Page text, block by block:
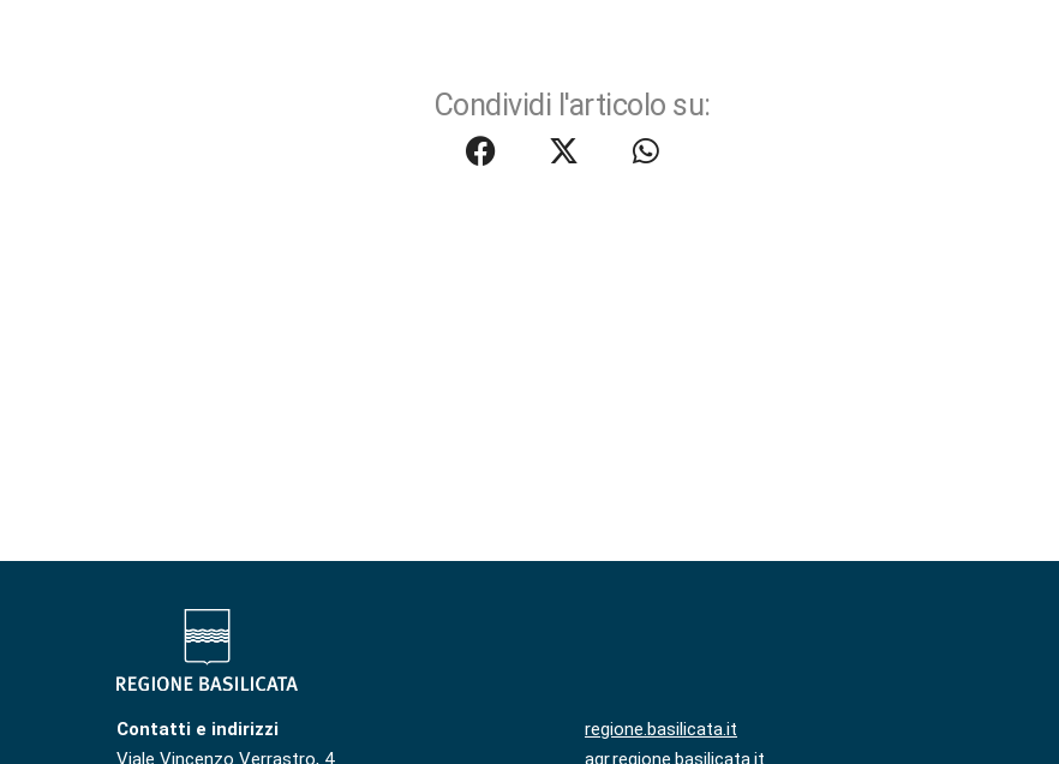
Condividi l'articolo su:
Contatti e indirizzi
Viale Vincenzo Verrastro, 4
regione.basilicata.it
agr.regione.basilicata.it